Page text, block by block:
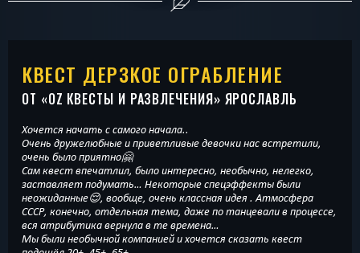
КВЕСТ ДЕРЗКОЕ ОГРАБЛЕНИЕ
ОТ «OZ КВЕСТЫ И РАЗВЛЕЧЕНИЯ» ЯРОСЛАВЛЬ
Хочется начать с самого начала..
Очень дружелюбные и приветливые девочки нас встретили,
очень было приятно🤗
Сам квест впечатлил, было интересно, необычно, нелегко,
заставляет подумать… Некоторые спецэффекты были
неожиданные😌, вообще, очень классная идея . Атмосфера
СССР, конечно, отдельная тема, даже по танцевали в процессе,
вся атрибутика вернула в те времена…
Мы были необычной компанией и хочется сказать квест